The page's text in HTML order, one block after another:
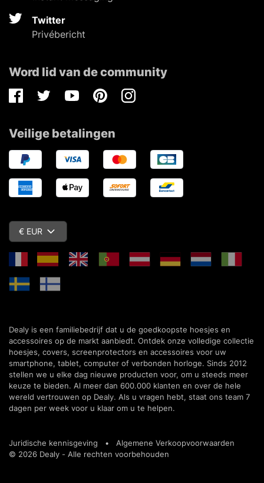
Twitter
Privébericht
Word lid van de community
FacebookTwitterYoutubePinterestInstagram
Veilige betalingen
€ EUR
Dealy is een familiebedrijf dat u de goedkoopste hoesjes en
accessoires op de markt aanbiedt. Ontdek onze volledige collectie
hoesjes, covers, screenprotectors en accessoires voor uw
smartphone, tablet, computer of verbonden horloge. Sinds 2012
stellen we u elke dag nieuwe producten voor, om u steeds meer
keuze te bieden. Al meer dan 600.000 klanten en over de hele
wereld vertrouwen op Dealy. Als u vragen hebt, staat ons team 7
dagen per week voor u klaar om u te helpen.
© 2026 Dealy - Alle rechten voorbehouden
Juridische kennisgeving • Algemene Verkoopvoorwaarden